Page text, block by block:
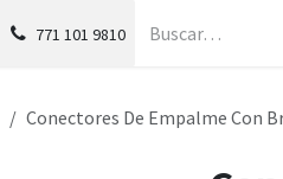
771 101 9810
Conectores De Empalme Con